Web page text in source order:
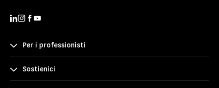
Per i professionisti
Sostienici